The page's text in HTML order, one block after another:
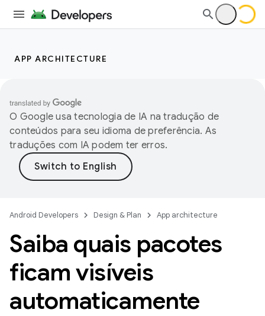
APP ARCHITECTURE
O Google usa tecnologia de IA na tradução de
conteúdos para seu idioma de preferência. As
traduções com IA podem ter erros.
Android Developers Design & Plan App architecture
Saiba quais pacotes
ficam visíveis
automaticamente